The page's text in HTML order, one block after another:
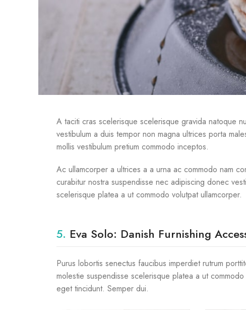
A taciti cras scelerisque scelerisque gravida natoque
vestibulum a duis tempor non magna ultrices porta
mollis vestibulum pretium commodo inceptos.
Ac ullamcorper a ultrices a a urna ac commodo nam
curabitur nostra suspendisse nec adipiscing donec
scelerisque platea a ut commodo volutpat ullamcorper.
5. Eva Solo: Danish Furnishing
Purus lobortis senectus faucibus imperdiet rutrum
molestie suspendisse scelerisque platea a ut
eget tincidunt. Semper dui.